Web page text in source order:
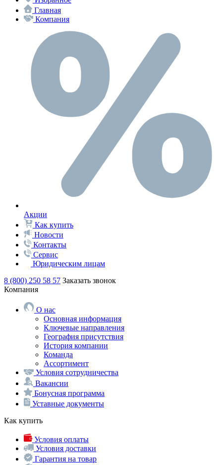
Главная
Компания
Акции
Как купить
Новости
Контакты
Сервис
Юридическим лицам
8 (800) 250 58 57 Заказать звонок
Компания
О нас
Основная информация
Ключевые направления
География присутствия
История компании
Команда
Ассортимент
Условия сотрудничества
Вакансии
Бонусная программа
Уставные документы
Как купить
Условия оплаты
Условия доставки
Гарантия на товар